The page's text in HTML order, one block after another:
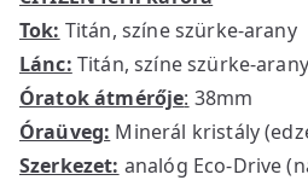
i
n
a
l
p
r
e
n
t
p
r
i
Tok: Titán, színe szürke-arany
Lánc: Titán, színe szürke-arany
Óratok átmérője: 38mm
Óraüveg: Minerál kristály
Szerkezet: analóg Eco-Drive